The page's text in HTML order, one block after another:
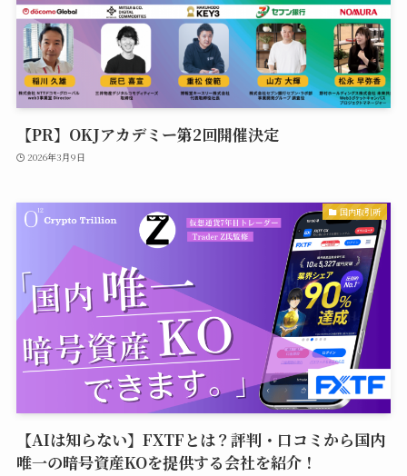
【PR】OKJアカデミー第2回開催決定
2026年3月9日
国内取引所
【AIは知らない】FXTFとは？評判・口コミから国内
唯一の暗号資産KOを提供する会社を紹介！